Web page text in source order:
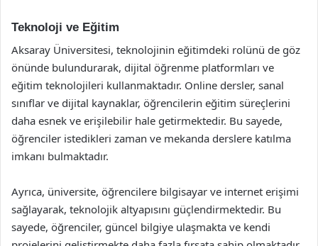
Teknoloji ve Eğitim
Aksaray Üniversitesi, teknolojinin eğitimdeki rolünü de göz
önünde bulundurarak, dijital öğrenme platformları ve
eğitim teknolojileri kullanmaktadır. Online dersler, sanal
sınıflar ve dijital kaynaklar, öğrencilerin eğitim süreçlerini
daha esnek ve erişilebilir hale getirmektedir. Bu sayede,
öğrenciler istedikleri zaman ve mekanda derslere katılma
imkanı bulmaktadır.
Ayrıca, üniversite, öğrencilere bilgisayar ve internet erişimi
sağlayarak, teknolojik altyapısını güçlendirmektedir. Bu
sayede, öğrenciler, güncel bilgiye ulaşmakta ve kendi